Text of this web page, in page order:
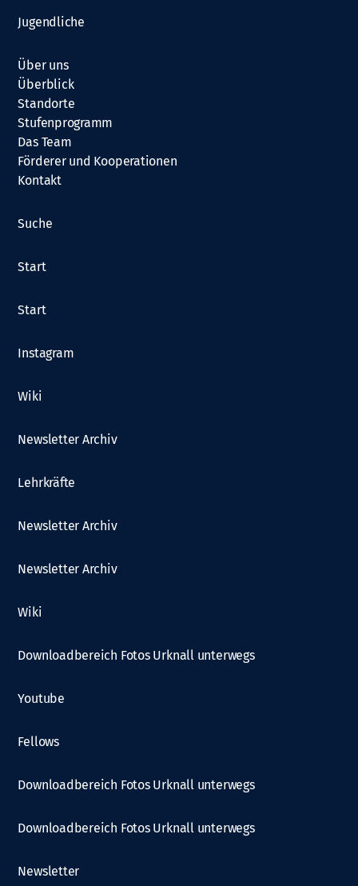
Jugendliche
Über uns
Überblick
Standorte
Stufenprogramm
Das Team
Förderer und Kooperationen
Kontakt
Suche
Start
Start
Instagram
Wiki
Newsletter Archiv
Lehrkräfte
Newsletter Archiv
Newsletter Archiv
Wiki
Downloadbereich Fotos Urknall unterwegs
Youtube
Fellows
Downloadbereich Fotos Urknall unterwegs
Downloadbereich Fotos Urknall unterwegs
Newsletter